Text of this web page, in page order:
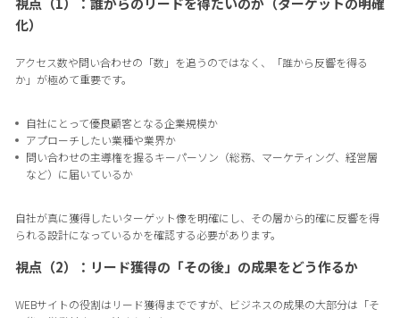
化）
アクセス数や問い合わせの「数」を追うのではなく、「誰から反響を得る
か」が極めて重要です。
自社にとって優良顧客となる企業規模か
アプローチしたい業種や業界か
問い合わせの主導権を握るキーパーソン（総務、マーケティング、経営層
など）に届いているか
自社が真に獲得したいターゲット像を明確にし、その層から的確に反響を得
られる設計になっているかを確認する必要があります。
視点（2）：リード獲得の「その後」の成果をどう作るか
WEBサイトの役割はリード獲得までですが、ビジネスの成果の大部分は「そ